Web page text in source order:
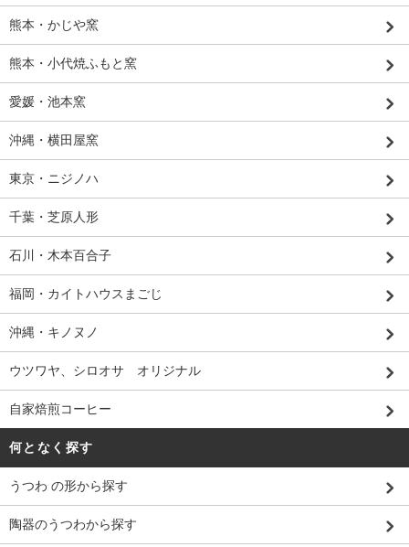
熊本・かじや窯
熊本・小代焼ふもと窯
愛媛・池本窯
沖縄・横田屋窯
東京・ニジノハ
千葉・芝原人形
石川・木本百合子
福岡・カイトハウスまごじ
沖縄・キノヌノ
ウツワヤ、シロオサ オリジナル
自家焙煎コーヒー
何となく探す
うつわ の形から探す
陶器のうつわから探す